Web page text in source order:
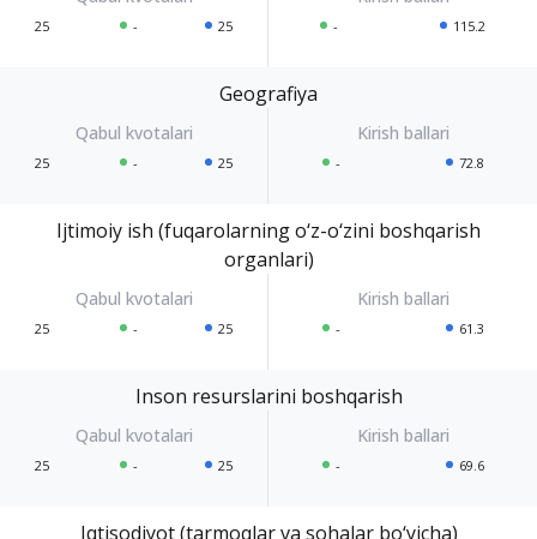
25 - 25 - 115.2
Geografiya
25 - 25 - 72.8
Ijtimoiy ish (fuqarolarning o‘z-o‘zini boshqarish
organlari)
25 - 25 - 61.3
Inson resurslarini boshqarish
25 - 25 - 69.6
Iqtisodiyot (tarmoqlar va sohalar bo‘yicha)